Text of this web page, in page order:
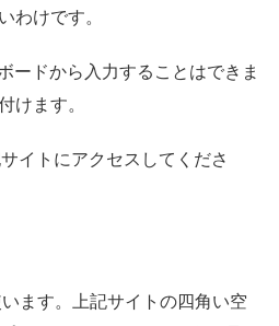
わけです。
ードから入力することはできま
けます。
イトにアクセスしてくださ
ます。上記サイトの四角い空